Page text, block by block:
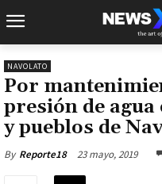
NAVOLATO
Por
presión de
y pueblos de
By Reporte18 23 mayo, 2019